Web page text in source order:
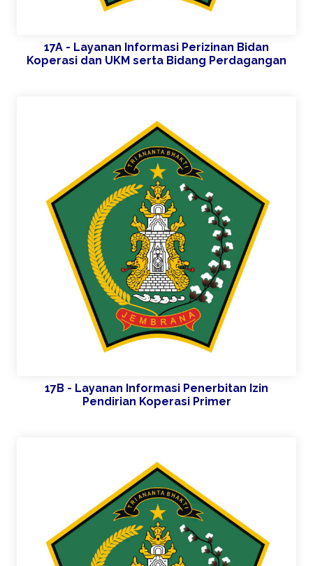
17A - Layanan Informasi Perizinan Bidan
Koperasi dan UKM serta Bidang Perdagangan
17B - Layanan Informasi Penerbitan Izin
Pendirian Koperasi Primer